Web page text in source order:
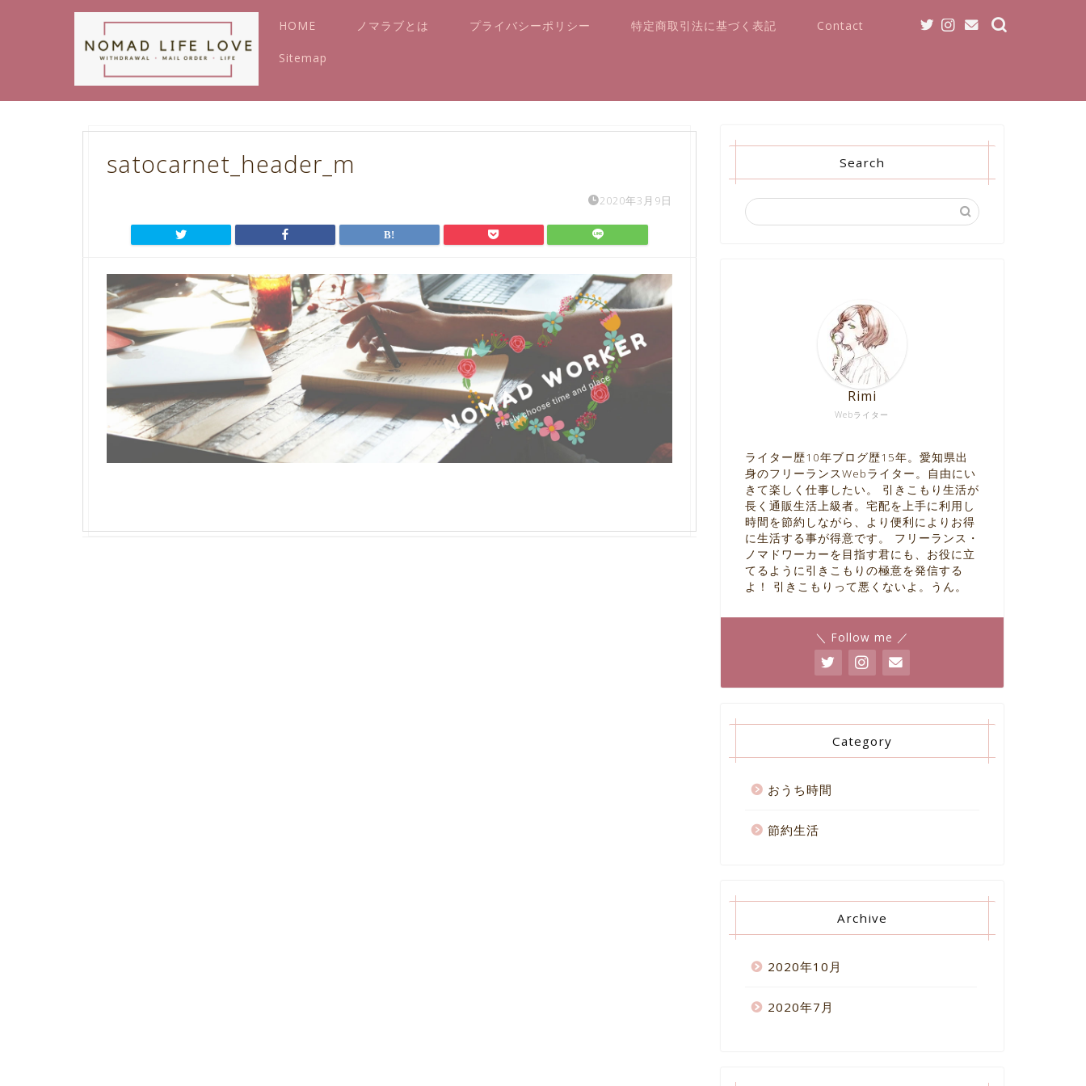
HOME ノマラブとは プライバシーポリシー 特定商取引法に基づく表記 Contact
Sitemap
satocarnet_header_m
2020年3月9日
Search
Webライター
Rimi
ライター歴10年ブログ歴15年。愛知県出
身のフリーランスWebライター。自由にい
きて楽しく仕事したい。 引きこもり生活が
長く通販生活上級者。宅配を上手に利用し
時間を節約しながら、より便利によりお得
に生活する事が得意です。 フリーランス・
ノマドワーカーを目指す君にも、お役に立
てるように引きこもりの極意を発信する
よ！ 引きこもりって悪くないよ。うん。
＼ Follow me ／
Category
おうち時間
節約生活
Archive
2020年10月
2020年7月